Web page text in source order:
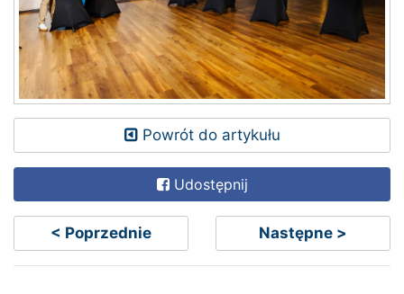
Powrót do artykułu
Udostępnij
< Poprzednie Następne >